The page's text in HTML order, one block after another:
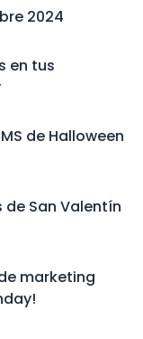
2024
en tus
de Halloween
San Valentín
marketing